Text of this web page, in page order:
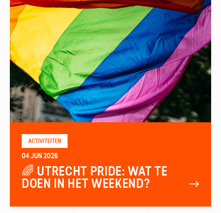
ACTIVITEITEN
04 JUN 2026
🌈 UTRECHT PRIDE: WAT TE
DOEN IN HET WEEKEND?